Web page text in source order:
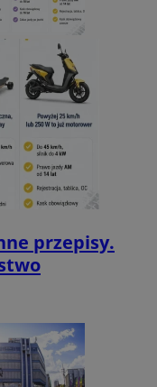
przepisy.